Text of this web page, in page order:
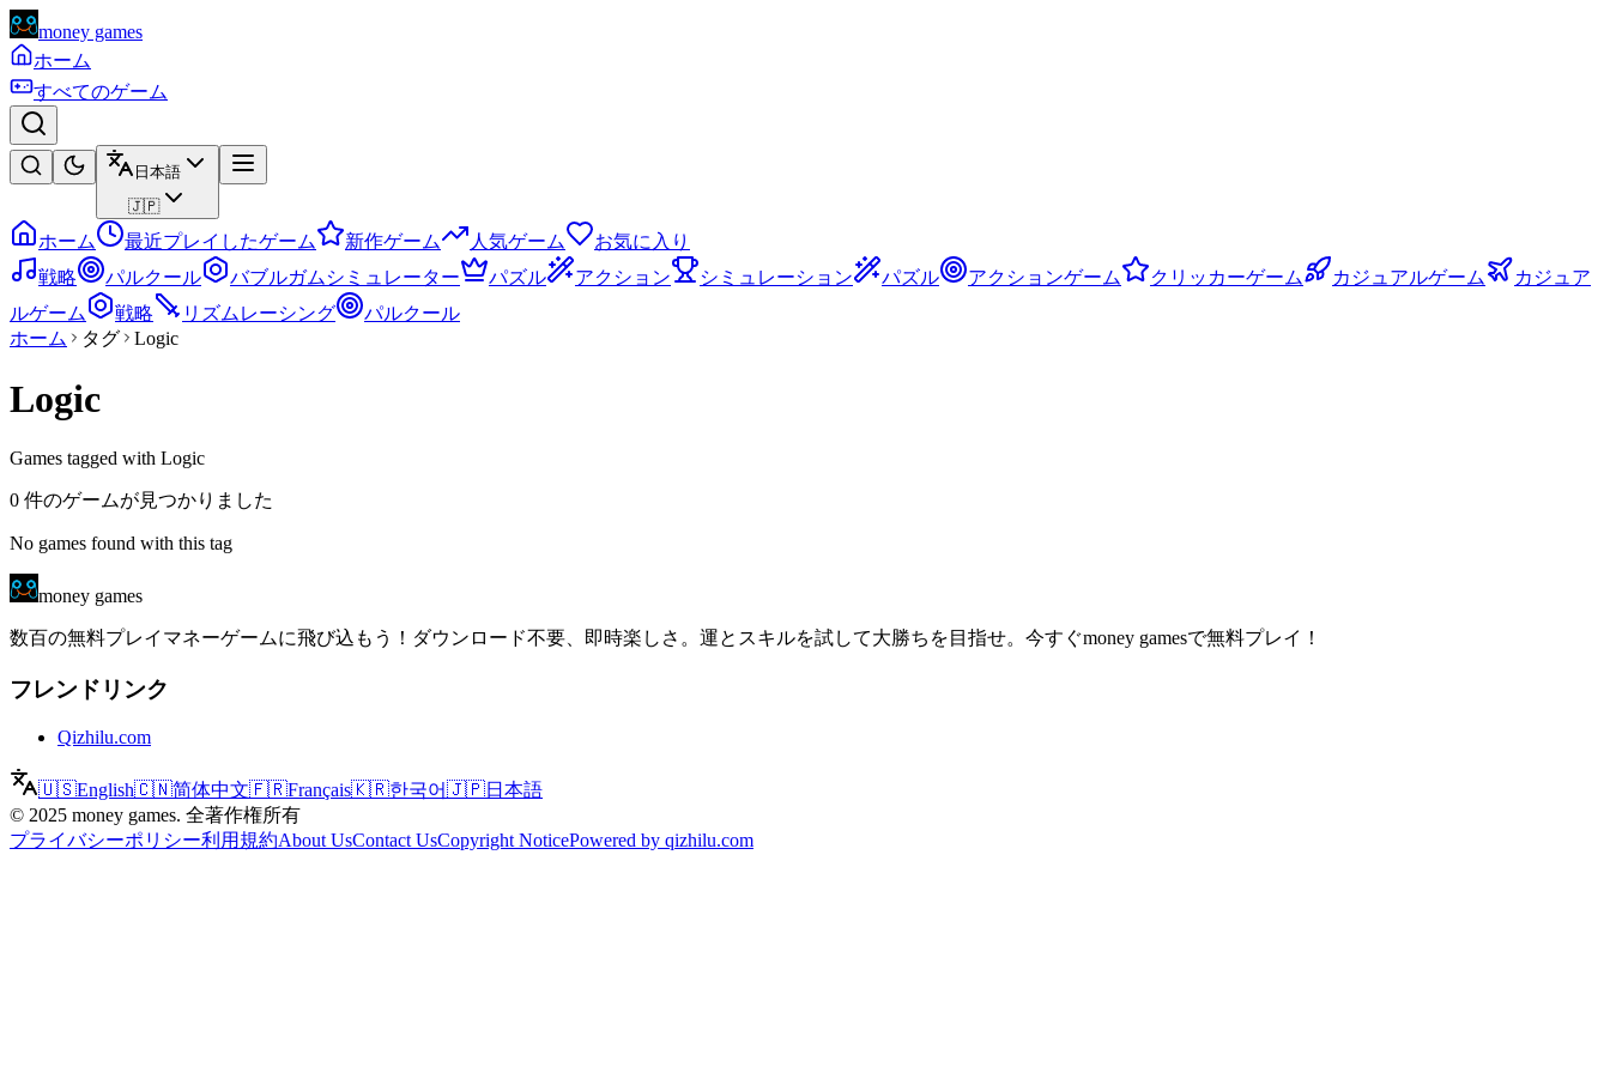
money games
ホーム
すべてのゲーム
日本語
🇯🇵
ホーム 最近プレイしたゲーム 新作ゲーム 人気ゲーム
お気に入り
戦略
パルクール バブルガムシミュレーター パズル アクション シミュレーション パズル アクションゲーム クリッカーゲーム カジュアルゲーム
カジュア
ルゲーム
戦略 リズムレーシング
パルクール
ホーム
タグ Logic
Logic
Games tagged with Logic
0 件のゲームが見つかりました
No games found with this tag
money games
数百の無料プレイマネーゲームに飛び込もう！ダウンロード不要、即時楽しさ。運とスキルを試して大勝ちを目指せ。今すぐmoney gamesで無料プレイ！
フレンドリンク
Qizhilu.com
🇺🇸English🇨🇳简体中文🇫🇷Français🇰🇷한국어🇯🇵日本語
© 2025 money games. 全著作権所有
プライバシーポリシー利用規約About UsContact UsCopyright NoticePowered by qizhilu.com